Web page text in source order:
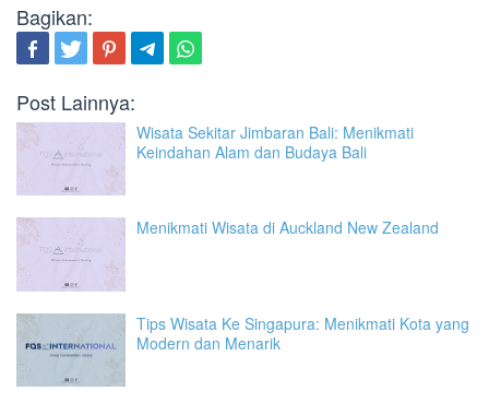
Bagikan:
Post Lainnya:
Wisata Sekitar Jimbaran Bali: Menikmati
Keindahan Alam dan Budaya Bali
Menikmati Wisata di Auckland New Zealand
Tips Wisata Ke Singapura: Menikmati Kota yang
Modern dan Menarik